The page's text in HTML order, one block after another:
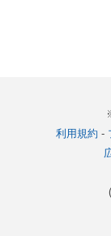
利用規約 -